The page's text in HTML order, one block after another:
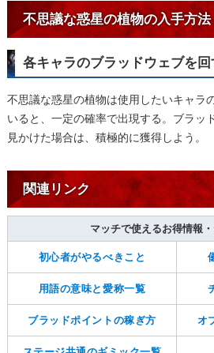
不思議な惑星の植物の入手方法
各キャラのブラッドウェブを回
不思議な惑星の植物は使用したいキャラ
いると、一定の確率で出現する。ブラッ
見かけた場合は、積極的に獲得しよう。
関連リンク
マッチで使えるお得情報
初心者がやるべきこと
用語の意味と愛称一覧
ブラッドポイントの稼ぎ方 オ